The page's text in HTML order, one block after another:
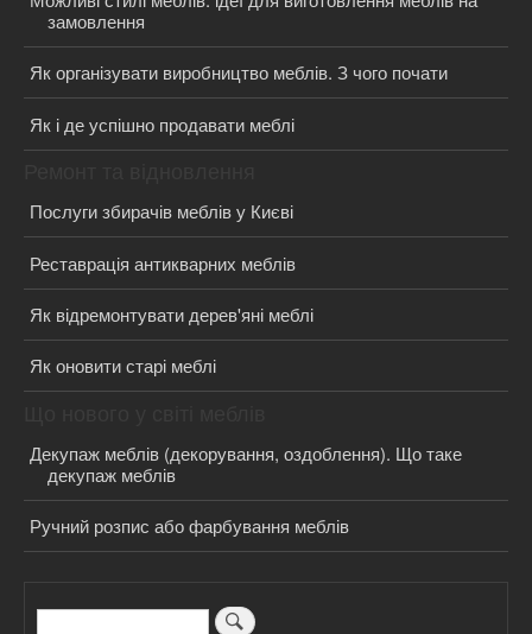
замовлення
Як організувати виробництво меблів. З чого почати
Як і де успішно продавати меблі
Послуги збирачів меблів у Києві
Реставрація антикварних меблів
Як відремонтувати дерев'яні меблі
Як оновити старі меблі
Декупаж меблів (декорування, оздоблення). Що таке
декупаж меблів
Ручний розпис або фарбування меблів
Пошук